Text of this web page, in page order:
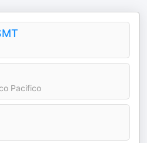
Pacifico